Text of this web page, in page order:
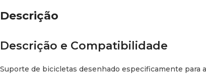
Descrição
Descrição e Compatibilidade
Suporte de bicicletas desenhado especificamente para